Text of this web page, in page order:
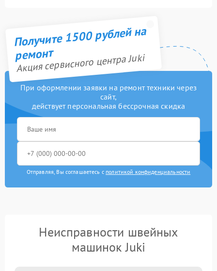
Получите 1500 рублей на
ремонт
Акция сервисного центра Juki
При оформлении заявки на ремонт техники через
сайт,
действует персональная бессрочная скидка
Отправляя, Вы соглашаетесь с политикой конфиденциальности
Неисправности швейных
машинок Juki